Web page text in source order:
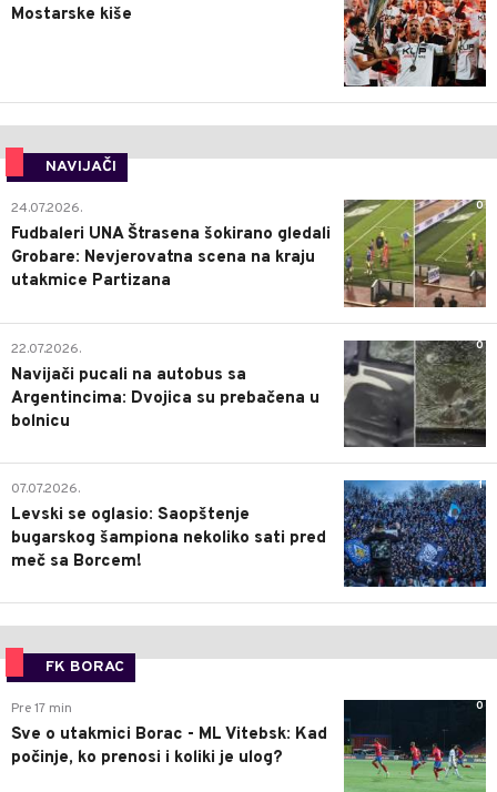
Mostarske kiše
NAVIJAČI
0
24.07.2026.
Fudbaleri UNA Štrasena šokirano gledali
Grobare: Nevjerovatna scena na kraju
utakmice Partizana
0
22.07.2026.
Navijači pucali na autobus sa
Argentincima: Dvojica su prebačena u
bolnicu
1
07.07.2026.
Levski se oglasio: Saopštenje
bugarskog šampiona nekoliko sati pred
meč sa Borcem!
FK BORAC
0
Pre 17 min
Sve o utakmici Borac - ML Vitebsk: Kad
počinje, ko prenosi i koliki je ulog?